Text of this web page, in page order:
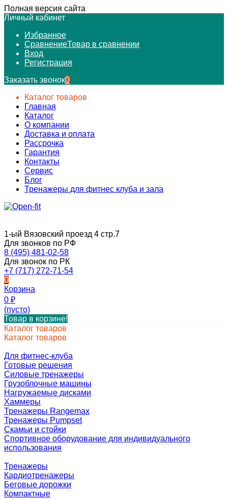
Полная версия сайта
Личный кабинет
Избранное
СравнениеТовар в сравнении
Вход
Регистрация
Заказать звонок0
Каталог товаров
Главная
Каталог
О компании
Доставка и оплата
Рассрочка
Гарантия
Контакты
Сервис
Блог
Тренажеры для фитнес клуба и зала
1-ый Вязовский проезд 4 стр.7
Для звонков по РФ
8 (495) 481-02-58
Для звонок по РК
+7 (717) 272-71-54
0
Корзина
0 ₽
(пусто)
Товар в корзине!
Каталог товаров
Каталог товаров
Для фитнес-клуба
Готовые решения
Силовые тренажеры
Грузоблочные машины
Нагружаемые дисками
Хаммеры
Тренажеры Rangemax
Тренажеры Pumpset
Скамьи и стойки
Спортивное оборудование для индивидуального
использования
Тренажеры
Кардиотренажеры
Беговые дорожки
Компактные